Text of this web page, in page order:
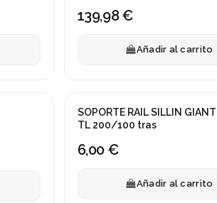
139,98 €
Añadir al carrito
SOPORTE RAIL SILLIN
TL 200/100 tras
6,00 €
Añadir al carrito